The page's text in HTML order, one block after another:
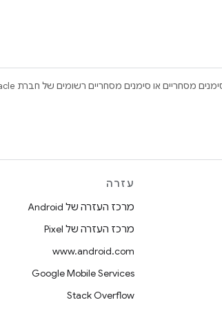
עזרה
מרכז העזרה של Android
מרכז העזרה של Pixel
www.android.com
Google Mobile Services
Stack Overflow